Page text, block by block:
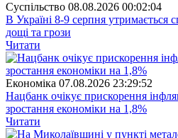
Суспiльство 08.08.2026 00:02:04
В Україні 8-9 серпня утримається
дощі та грози
Читати
Економіка 07.08.2026 23:29:52
Нацбанк очікує прискорення
зростання економіки на 1,8%
Читати